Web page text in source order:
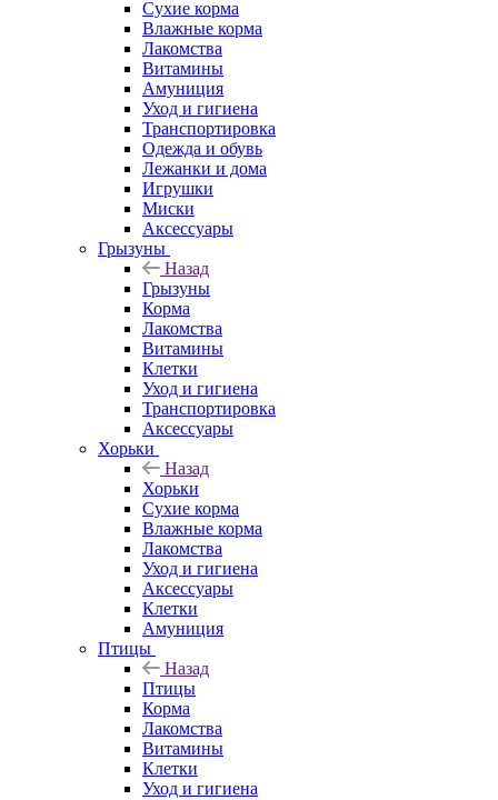
Сухие корма
Влажные корма
Лакомства
Витамины
Амуниция
Уход и гигиена
Транспортировка
Одежда и обувь
Лежанки и дома
Игрушки
Миски
Аксессуары
Грызуны
Назад
Грызуны
Корма
Лакомства
Витамины
Клетки
Уход и гигиена
Транспортировка
Аксессуары
Хорьки
Назад
Хорьки
Сухие корма
Влажные корма
Лакомства
Уход и гигиена
Аксессуары
Клетки
Амуниция
Птицы
Назад
Птицы
Корма
Лакомства
Витамины
Клетки
Уход и гигиена